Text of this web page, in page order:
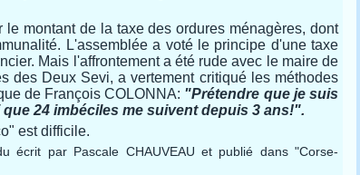
le montant de la taxe des ordures ménagères, dont
L'assemblée a voté le principe d'une taxe
Mais l'affrontement a été rude avec le maire de
des Deux Sevi, a vertement critiqué les méthodes
de François COLONNA: "Prétendre que je suis
24 imbéciles me suivent depuis 3 ans!".
est difficile.
écrit par Pascale CHAUVEAU et publié dans "Corse-